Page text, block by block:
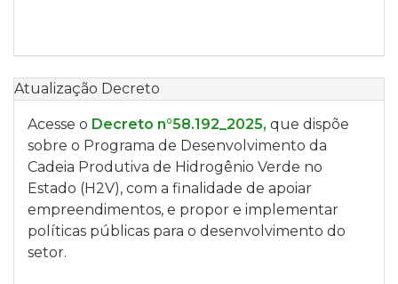
Atualização Decreto
Acesse o Decreto n°58.192_2025, que dispõe
sobre o Programa de Desenvolvimento da
Cadeia Produtiva de Hidrogênio Verde no
Estado (H2V), com a finalidade de apoiar
empreendimentos, e propor e implementar
políticas públicas para o desenvolvimento do
setor.